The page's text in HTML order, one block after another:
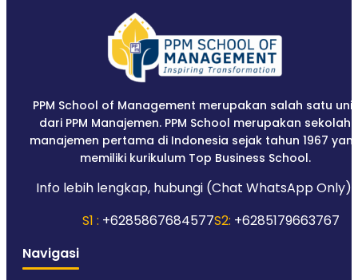
PPM School of Management merupakan salah satu unit
dari PPM Manajemen. PPM School merupakan sekolah
manajemen pertama di Indonesia sejak tahun 1967
memiliki kurikulum Top Business School.
Info lebih lengkap, hubungi (Chat WhatsApp Only):
S1 : +6285867684577S2: +6285179663767
Navigasi